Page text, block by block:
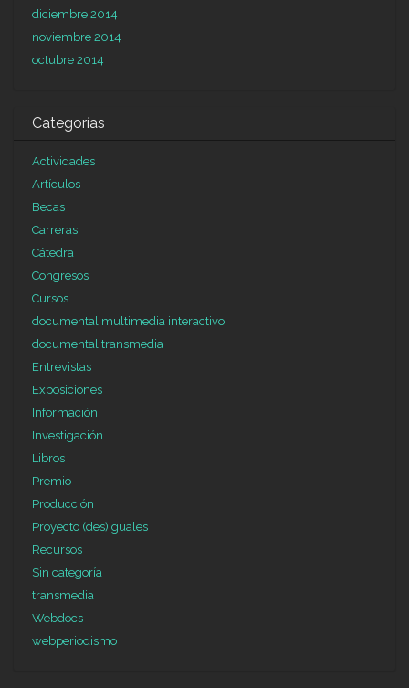
diciembre 2014
noviembre 2014
octubre 2014
Categorías
Actividades
Artículos
Becas
Carreras
Cátedra
Congresos
Cursos
documental multimedia interactivo
documental transmedia
Entrevistas
Exposiciones
Información
Investigación
Libros
Premio
Producción
Proyecto (des)iguales
Recursos
Sin categoría
transmedia
Webdocs
webperiodismo